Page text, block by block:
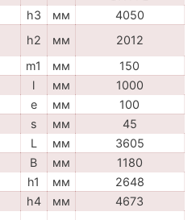
h3 мм
4050
h2 мм
2012
m1 мм
150
l мм
1000
e мм
100
s мм
45
L мм
3605
B мм
1180
h1 мм
2648
h4 мм
4673